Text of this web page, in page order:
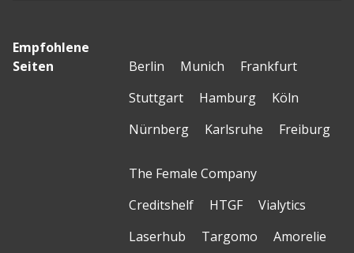
Empfohlene
Seiten
Berlin Munich
Frankfurt
Stuttgart
Hamburg
Köln
Nürnberg
Karlsruhe Freiburg
The Female Company
Creditshelf
HTGF
Vialytics
Laserhub
Targomo
Amorelie